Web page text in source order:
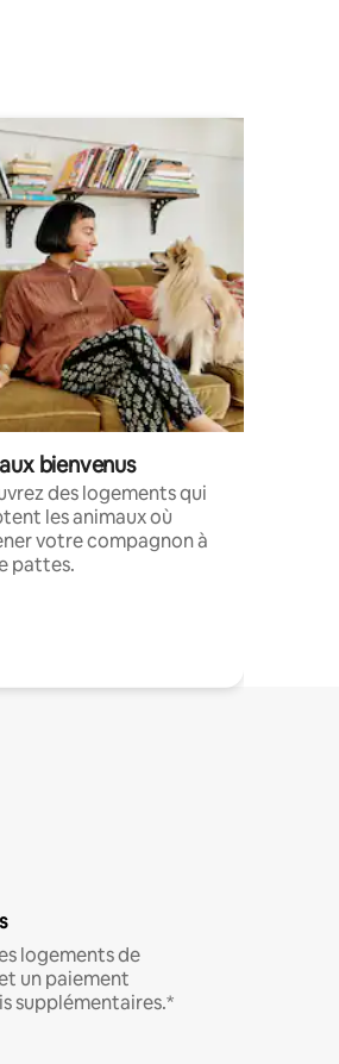
bienvenus
des logements qui
les animaux où
votre compagnon à
pattes.
logements de
un paiement
supplémentaires.*